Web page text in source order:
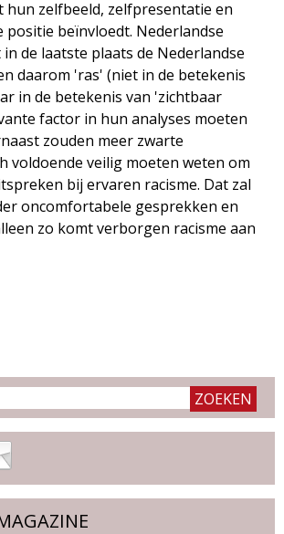
hun zelfbeeld, zelfpresentatie en
positie beïnvloedt. Nederlandse
in de laatste plaats de Nederlandse
daarom 'ras' (niet in de betekenis
in de betekenis van 'zichtbaar
factor in hun analyses moeten
zouden meer zwarte
voldoende veilig moeten weten om
bij ervaren racisme. Dat zal
oncomfortabele gesprekken en
zo komt verborgen racisme aan